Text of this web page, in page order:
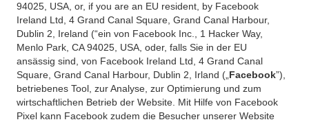
94025, USA, or, if you are an EU resident, by Facebook
Ireland Ltd, 4 Grand Canal Square, Grand Canal Harbour,
Dublin 2, Ireland (“ein von Facebook Inc., 1 Hacker Way,
Menlo Park, CA 94025, USA, oder, falls Sie in der EU
ansässig sind, von Facebook Ireland Ltd, 4 Grand Canal
Square, Grand Canal Harbour, Dublin 2, Irland („ Facebook”),
betriebenes Tool, zur Analyse, zur Optimierung und zum
wirtschaftlichen Betrieb der Website. Mit Hilfe von Facebook
Pixel kann Facebook zudem die Besucher unserer Website